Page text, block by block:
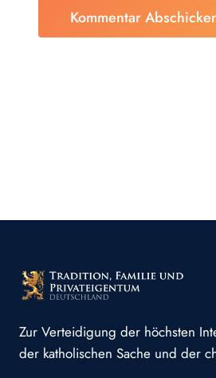
Zur Verteidigung der höchsten
der katholischen Sache und der